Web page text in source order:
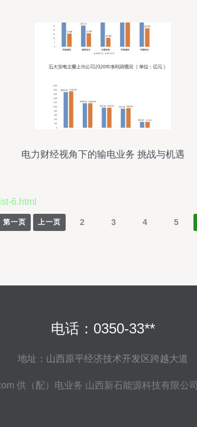
电力财经视角下的输电业务 挑战与机遇
6.html
第一页 上一页 2 3 4 5
电话：0350-33**
地址：山西原平经济技术开发区跨越大道
供（配）电业务 山西新石能源科技有限公司